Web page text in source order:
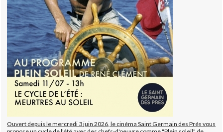
Ouvert depuis le mercredi 3 juin 2026, le cinéma Saint Germain des Prés vous